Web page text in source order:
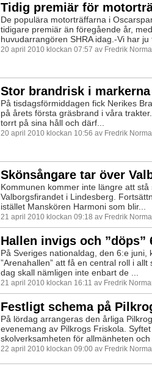
Tidig premiär för
De populära motorträffarna i
tidigare premiär än föregående år,
huvudarrangören SHRA idag.-Vi har ju
20 april 2010 klockan 07:57 av Fredrik
Stor brandrisk i markerna
På tisdagsförmiddagen fick Nerikes
på årets första gräsbrand i våra
torrt på sina håll och därf...
20 april 2010 klockan 10:56 av Fredrik
Skönsångare tar över
Kommunen kommer inte längre att
Valborgsfirandet i Lindesberg.
istället Manskören Harmoni som blir...
21 april 2010 klockan 09:18 av Fredrik
Hallen invigs och ”döps”
På Sveriges nationaldag, den 6:e juni,
”Arenahallen” att få en central roll i allt
dag skall nämligen inte enbart de ...
21 april 2010 klockan 16:11 av Fredrik
Festligt schema på
På lördag arrangeras den årliga
evenemang av Pilkrogs Friskola.
skolverksamheten för allmänheten och
22 april 2010 klockan 09:00 av Fredrik